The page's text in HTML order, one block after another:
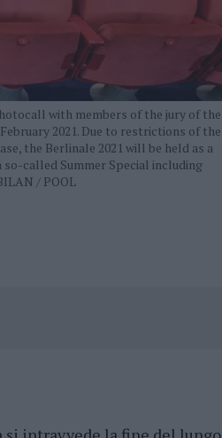
with members of the jury of the
2021. Due to restrictions of the
the Berlinale 2021 will be held as a
called Summer Special including
/ POOL